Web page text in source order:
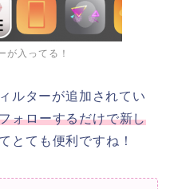
が入ってる！
ルターが追加されてい
ォローするだけで新し
とても便利ですね！